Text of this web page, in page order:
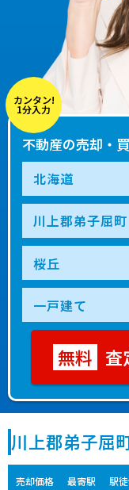
カンタン!
1分入力
不動産の売却・
査
川上郡弟子屈
売却価格 最寄駅 駅